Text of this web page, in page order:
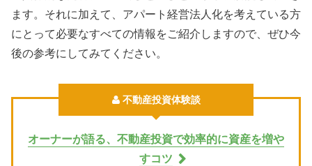
ます。それに加えて、アパート経営法人化を考えている方
にとって必要なすべての情報をご紹介しますので、ぜひ今
後の参考にしてみてください。
不動産投資体験談
オーナーが語る、不動産投資で効率的に資産を増や
すコツ